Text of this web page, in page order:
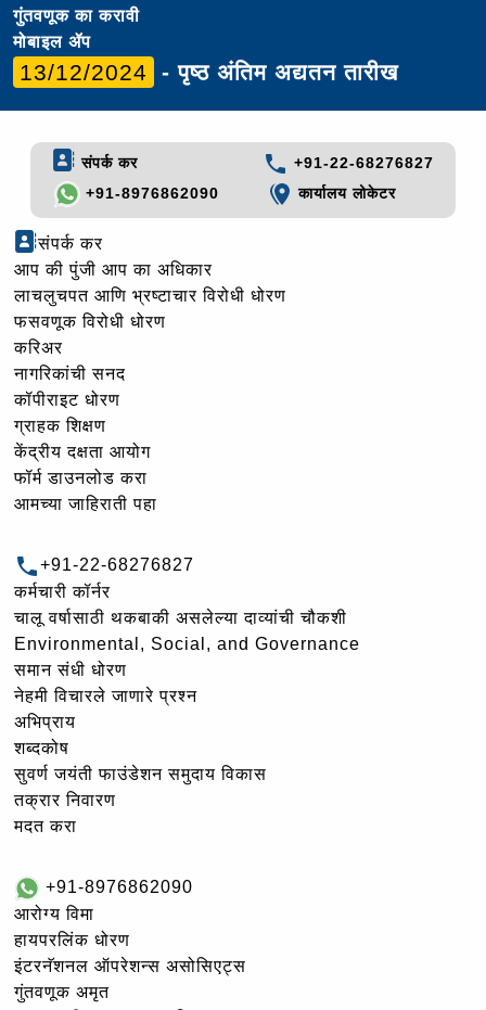
गुंतवणूक का करावी
मोबाइल ॲप
13/12/2024 - पृष्ठ अंतिम अद्यतन तारीख
संपर्क कर
+91-22-68276827
+91-8976862090
कार्यालय लोकेटर
संपर्क कर
आप की पुंजी आप का अधिकार
लाचलुचपत आणि भ्रष्टाचार विरोधी धोरण
फसवणूक विरोधी धोरण
करिअर
नागरिकांची सनद
कॉपीराइट धोरण
ग्राहक शिक्षण
केंद्रीय दक्षता आयोग
फॉर्म डाउनलोड करा
आमच्या जाहिराती पहा
+91-22-68276827
कर्मचारी कॉर्नर
चालू वर्षासाठी थकबाकी असलेल्या दाव्यांची चौकशी
Environmental, Social, and Governance
समान संधी धोरण
नेहमी विचारले जाणारे प्रश्न
अभिप्राय
शब्दकोष
सुवर्ण जयंती फाउंडेशन समुदाय विकास
तक्रार निवारण
मदत करा
+91-8976862090
आरोग्य विमा
हायपरलिंक धोरण
इंटरनॅशनल ऑपरेशन्स असोसिएट्स
गुंतवणूक अमृत